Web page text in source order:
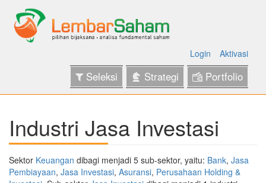
Login Aktivasi
Seleksi Strategi Portfolio
Industri Jasa Investasi
Sektor Keuangan dibagi menjadi 5 sub-sektor, yaitu: Bank, Jasa
Pembiayaan, Jasa Investasi, Asuransi, Perusahaan Holding &